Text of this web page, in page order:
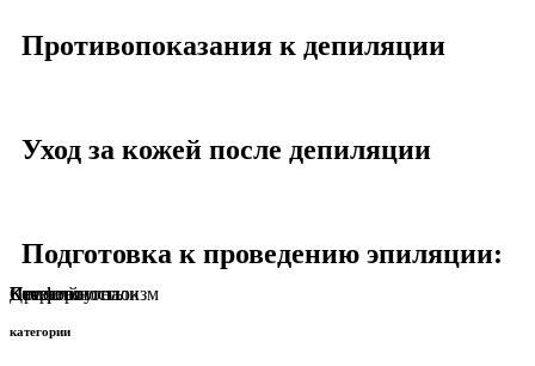
Противопоказания к депиляции
Уход за кожей после депиляции
Подготовка к проведению эпиляции:
Профессионализм
Комфорт
Качество
Детский уголок
Стерильность
категории